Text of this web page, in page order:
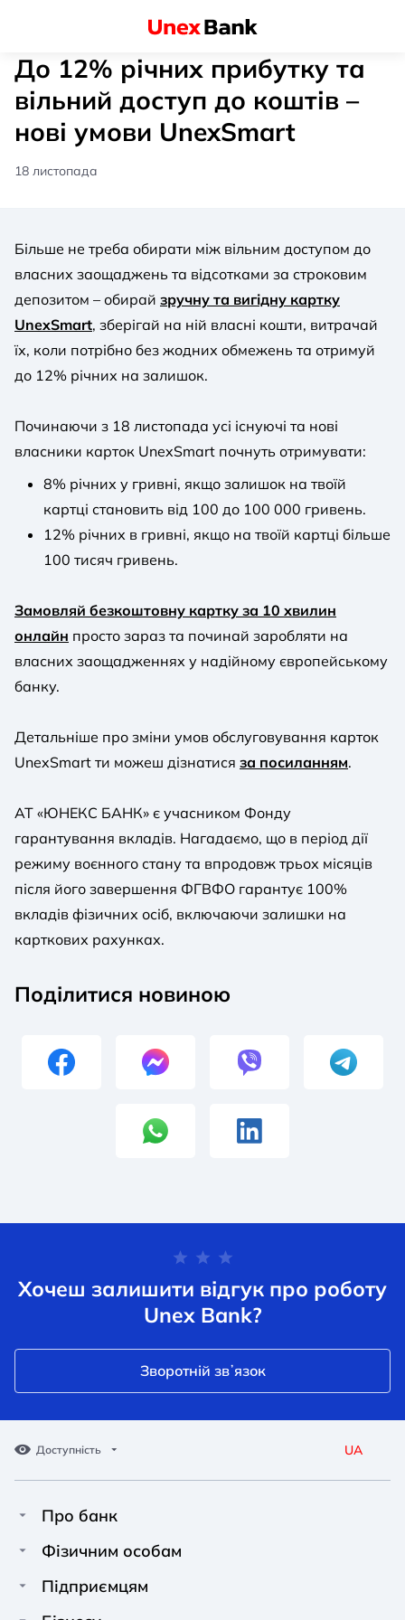
До 12% річних прибутку та
вільний доступ до коштів –
нові умови UnexSmart
18 листопада
Більше не треба обирати між вільним доступом до
власних заощаджень та відсотками за строковим
депозитом – обирай зручну та вигідну картку
UnexSmart, зберігай на ній власні кошти, витрачай
їх, коли потрібно без жодних обмежень та отримуй
до 12% річних на залишок.
Починаючи з 18 листопада усі існуючі та нові
власники карток UnexSmart почнуть отримувати:
8% річних у гривні, якщо залишок на твоїй
картці становить від 100 до 100 000 гривень.
12% річних в гривні, якщо на твоїй картці більше
100 тисяч гривень.
Замовляй безкоштовну картку за 10 хвилин
онлайн просто зараз та починай заробляти на
власних заощадженнях у надійному європейському
банку.
Детальніше про зміни умов обслуговування карток
UnexSmart ти можеш дізнатися за посиланням.
АТ «ЮНЕКС БАНК» є учасником Фонду
гарантування вкладів. Нагадаємо, що в період дії
режиму воєнного стану та впродовж трьох місяців
після його завершення ФГВФО гарантує 100%
вкладів фізичних осіб, включаючи залишки на
карткових рахунках.
Поділитися новиною
Хочеш залишити відгук про роботу
Unex Bank?
Зворотній звʼязок
Доступність
A A
Звичайний
A A
Середній
A A
UA
Про банк
Про Unex Bank
Фізичним особам
Кредити
Підприємцям
Фінансування